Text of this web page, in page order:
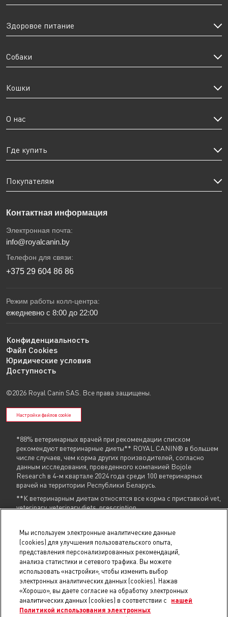
Здоровое питание
Собаки
Кошки
О нас
Где купить
Покупателям
Контактная информация
Электронная почта:
info@royalcanin.by
Телефон для связи:
+375 29 604 86 86
Режим работы колл-центра:
ежедневно с 8:00 до 22:00
Конфиденциальность
Файл Cookies
Юридические условия
Доступность
©2026 Royal Canin SAS. Все права защищены.
Настройки файлов cookie
*88% ветеринарных врачей при рекомендации списком
рекомендуют ветеринарные диеты** ROYAL CANIN® в большем
числе случаев, чем корма других производителей, согласно
данным исследования, проведенного компанией Bojole
Research в 4-м квартале 2024 года среди 100 ветеринарных
врачей на территории Республики Беларусь.
**К ветеринарным диетам относятся все корма с приставкой vet,
veterinary, veterinary diets, prescription
Указанные контакты ( +375 29 604 86 86,info@royalcanin.by) являются в том
числе контактами для связи по вопросам обращения покупателей о
В торговом реестре с 31 июля 2025 г., № регистрации 754731.
В реестре БелГИЭ с 15 мая 2025 г., № регистрации 206019, адрес ресурса:
royalcanin.by, владелец ресурса: Унитарное предприятие
«РусканБел». Проверить регистрацию.
© 2025 royalcanin.by, Продавец УНП 190806803, регистрация №190806803,
22.02.2007, Мингорисполком, Общество с ограниченной ответственностью
«Триовист», юр.адрес: 220020, Минск, пр. Победителей, 100, оф. 203 E-mail:
Мы используем электронные аналитические данные
(cookies) для улучшения пользовательского опыта,
представления персонализированных рекомендаций,
анализа статистики и сетевого трафика. Вы можете
использовать «настройки», чтобы изменить выбор
электронных аналитических данных (cookies). Нажав
«Хорошо», вы даете согласие на обработку электронных
аналитических данных (cookies) в соответствии с
нашей
Политикой использования электронных